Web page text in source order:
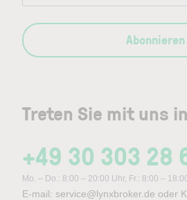
Treten Sie mit uns
+49 30 303 28
Mo. – Do.: 8:00 – 20:00 Uhr, Fr.: 8:00 –
E-mail: service@lynxbroker.de oder
Abonnieren